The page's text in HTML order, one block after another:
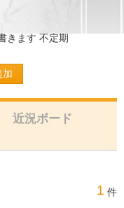
きます 不定期
加
近況ボード
1 件